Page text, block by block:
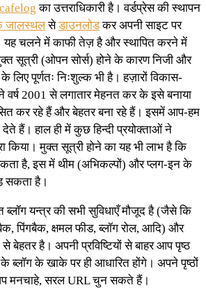
का उत्तराधिकारी है। वर्डप्रेस की स्थापन
जालस्थलसेडाउनलोडकर अपनी साइट पर
यह चलने में काफी तेज़ है और स्थापित करने में
सूत्री (ओपन सोर्स) होने के कारण निजी और
के लिए पूर्णतः निःशुल्क भी है। हज़ारों विकास-
वर्ष 2001 से लगातार मेहनत कर के इसे बनाया
कर रहे हैं और बेहतर बना रहे हैं। इसमें आप-हम
देते हैं। हाल ही में कुछ हिन्दी प्रयोक्ताओं ने
किया। मुक्त सूत्री होने का यह भी लाभ है कि
है, इस में थीम (अभिकल्पों) और प्लग-इन के
सकता है।
ब्लॉग यन्त्र की सभी सुविधाएँ मौजूद है (जैसे कि
पिंगबैक, क्षमल फीड, ब्लॉग रोल, आदि) और
बेहतर है। अपनी प्रविष्टियों से बाहर आप पृष्ठ
ब्लॉग के खाके पर ही आधारित होंगे। अपने पृष्ठों
मनचाहे, सरल URL चुन सकते हैं।